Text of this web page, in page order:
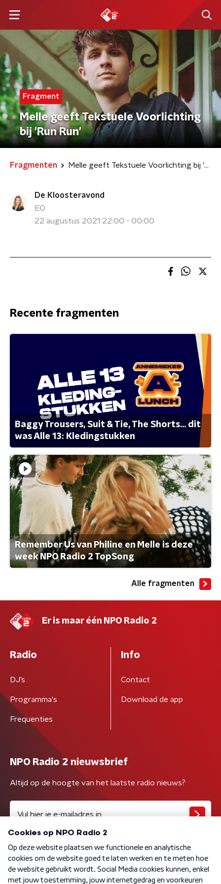
Fragment
Melle geeft Tekstuele Voorlichting
bij 'Run Run'
Fragmenten Melle geeft Tekstuele Voorlichting bij 'Run Run'
De Kloosteravond
EO
22 augustus 2021 22:00 - 00:00
Recente fragmenten
Baggy Trousers, Suit & Tie, The Shorts... dit
was Alle 13: Kledingstukken
Remember Us van Philine en Melle is deze
week NPO Radio 2 TopSong
Alle fragmenten
Er is maar één NPO Radio 2
Radio
DJ’s
Programma's
Frequenties
Info
Contact
Download de app
NPO Radio 2 nieuwsbrief
Altijd op de hoogte van het laatste radio nieuws?
Algemene voorwaarden